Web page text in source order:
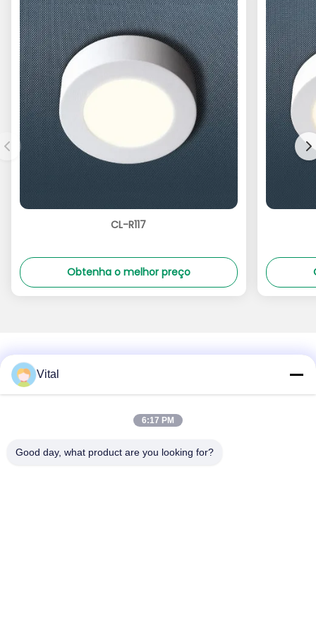
CL-R117
Obtenha o melhor preço
info@vitallighting.com
Vital
6:17 PM
Good day, what product are you looking for?